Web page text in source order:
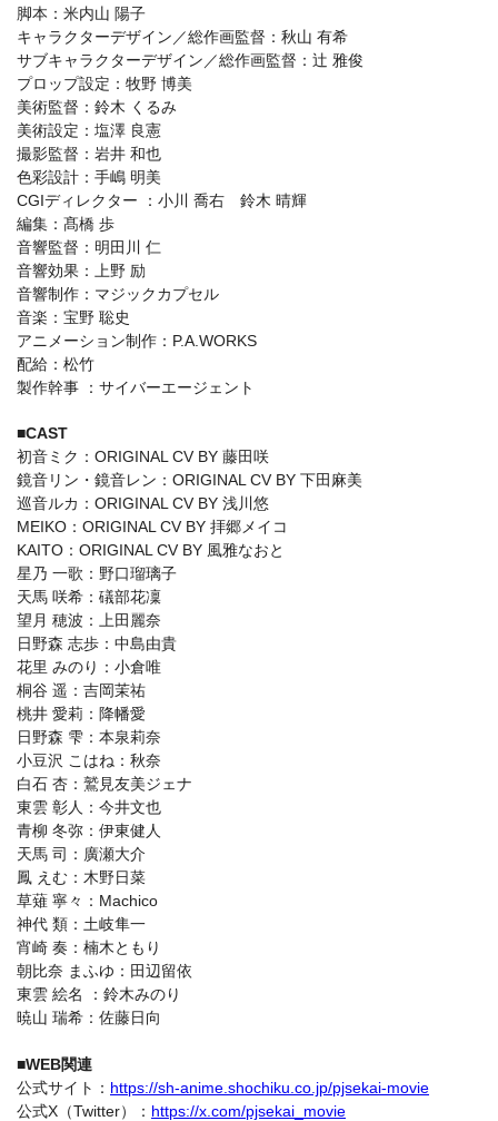
脚本：米内山 陽子
キャラクターデザイン／総作画監督：秋山 有希
サブキャラクターデザイン／総作画監督：辻 雅俊
プロップ設定：牧野 博美
美術監督：鈴木 くるみ
美術設定：塩澤 良憲
撮影監督：岩井 和也
色彩設計：手嶋 明美
CGIディレクター ：小川 喬右 鈴木 晴輝
編集：髙橋 歩
音響監督：明田川 仁
音響効果：上野 励
音響制作：マジックカプセル
音楽：宝野 聡史
アニメーション制作：P.A.WORKS
配給：松竹
製作幹事 ：サイバーエージェント
■CAST
初音ミク：ORIGINAL CV BY 藤田咲
鏡音リン・鏡音レン：ORIGINAL CV BY 下田麻美
巡音ルカ：ORIGINAL CV BY 浅川悠
MEIKO：ORIGINAL CV BY 拝郷メイコ
KAITO：ORIGINAL CV BY 風雅なおと
星乃 一歌：野口瑠璃子
天馬 咲希：礒部花凜
望月 穂波：上田麗奈
日野森 志歩：中島由貴
花里 みのり：小倉唯
桐谷 遥：吉岡茉祐
桃井 愛莉：降幡愛
日野森 雫：本泉莉奈
小豆沢 こはね：秋奈
白石 杏：鷲見友美ジェナ
東雲 彰人：今井文也
青柳 冬弥：伊東健人
天馬 司：廣瀬大介
鳳 えむ：木野日菜
草薙 寧々：Machico
神代 類：土岐隼一
宵崎 奏：楠木ともり
朝比奈 まふゆ：田辺留依
東雲 絵名 ：鈴木みのり
暁山 瑞希：佐藤日向
■WEB関連
公式サイト： https://sh-anime.shochiku.co.jp/pjsekai-movie
公式X（Twitter）： https://x.com/pjsekai_movie